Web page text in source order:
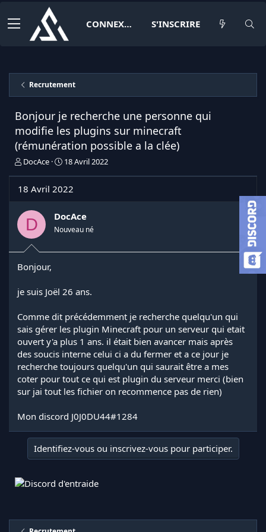
CONNEXION S'INSCRIRE
Recrutement
Bonjour je recherche une personne qui
modifie les plugins sur minecraft
(rémunération possible a la clée)
I
t
a
e
u
d
l
i
s
c
u
s
i
o
DocAce
D
e
e
é
18 Avril 2022
18 Avril 2022
D DocAce
Nouveau né
Bonjour,
je suis Joël 26 ans.
Comme dit précédemment je recherche quelqu'un qui
sais gérer les plugin Minecraft pour un serveur qui etait
ouvert y'a plus 1 ans. il était bien avancer mais après
des soucis interne celui ci a du fermer et a ce jour je
recherche toujours quelqu'un qui saurait être a mes
coter pour tout ce qui est plugin du serveur merci (bien
sur jai tout les fichier on recommence pas de rien)
Mon discord J0J0DU44#1284
Identifiez-vous ou inscrivez-vous pour participer.